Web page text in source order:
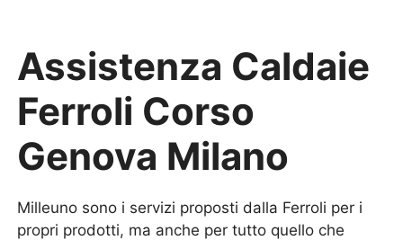
Assistenza Caldaie
Ferroli Corso
Genova Milano
Milleuno sono i servizi proposti dalla Ferroli per i
propri prodotti, ma anche per tutto quello che